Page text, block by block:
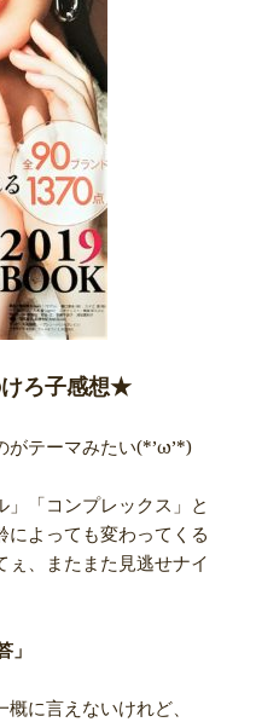
ろ子感想★
がテーマみたい(*’ω’*)
」「コンプレックス」と
よっても変わってくる
ぇ、またまた見逃せナイ
」
に言えないけれど、